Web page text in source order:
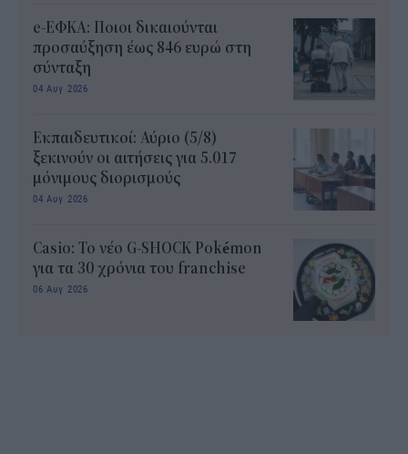
e-ΕΦΚΑ: Ποιοι δικαιούνται
προσαύξηση έως 846 ευρώ στη
σύνταξη
04 Αυγ 2026
Εκπαιδευτικοί: Αύριο (5/8)
ξεκινούν οι αιτήσεις για 5.017
μόνιμους διορισμούς
04 Αυγ 2026
Casio: Το νέο G-SHOCK Pokémon
για τα 30 χρόνια του franchise
06 Αυγ 2026